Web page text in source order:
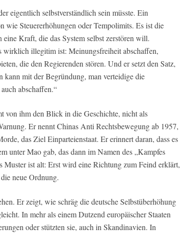
eigentlich selbstverständlich sein müsste. Ein
wie Steuererhöhungen oder Tempolimits. Es ist die
eine Kraft, die das System selbst zerstören will.
wirklich illegitim ist: Meinungsfreiheit abschaffen,
die den Regierenden stören. Und er setzt den Satz,
kann mit der Begründung, man verteidige die
abschaffen.“
von ihm den Blick in die Geschichte, nicht als
Er nennt Chinas Anti Rechtsbewegung ab 1957,
das Ziel Einparteienstaat. Er erinnert daran, dass es
unter Mao gab, das dann im Namen des „Kampfes
Muster ist alt: Erst wird eine Richtung zum Feind erklärt,
neue Ordnung.
Er zeigt, wie schräg die deutsche Selbstüberhöhung
In mehr als einem Dutzend europäischer Staaten
oder stützten sie, auch in Skandinavien. In